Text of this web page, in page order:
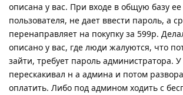
описана у вас. При входе в общую базу ее
пользователя, не дает ввести пароль, а
перенаправляет на покупку за 599р.
описано у вас, где люди жалуются, что
зайти, требует пароль администратора. У
перескакивал н а админа и потом
оплатить. Либо под админом ходить с